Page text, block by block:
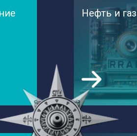
Нефть и газ